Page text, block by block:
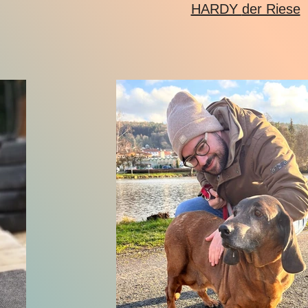
HARDY der Riese